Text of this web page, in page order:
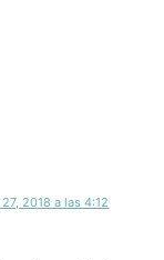
2018 a las 4:12